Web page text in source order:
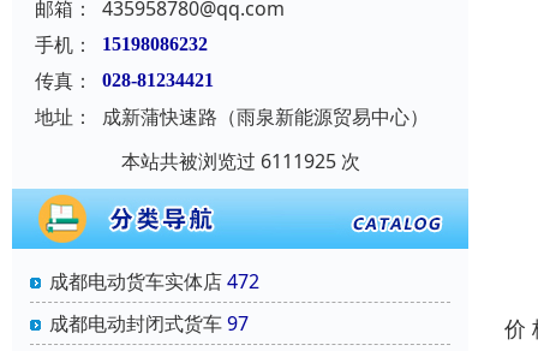
邮箱：
435958780@qq.com
手机：
15198086232
传真： 028-81234421
地址：
成新蒲快速路（雨泉新能源贸易中心）
本站共被浏览过 6111925 次
成都电动货车实体店472
成都电动封闭式货车97
价